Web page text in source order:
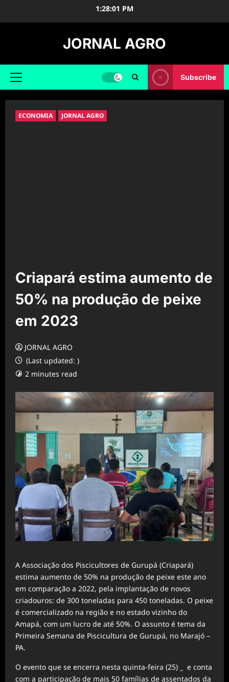
1:28:02 PM
JORNAL AGRO
Primary
Subscribe
ECONOMIA JORNAL AGRO
Criapará estima aumento de
50% na produção de peixe
em 2023
JORNAL AGRO
(Last updated: )
2 minutes read
A Associação dos Piscicultores de Gurupá (Criapará)
estima aumento de 50% na produção de peixe este ano
em comparação a 2022, pela implantação de novos
criadouros: de 300 toneladas para 450 toneladas. O peixe
é comercializado na região e no estado vizinho do
Amapá, com um lucro de até 50%. O assunto é tema da
Primeira Semana de Piscicultura de Gurupá, no Marajó –
PA.
O evento que se encerra nesta quinta-feira (25) _ e conta
com a participação de mais 50 famílias de assentados da